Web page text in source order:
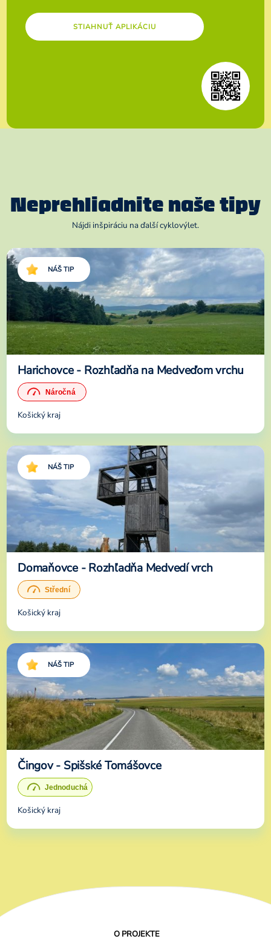
STIAHNUŤ APLIKÁCIU
Neprehliadnite naše tipy
Nájdi inšpiráciu na ďalší cyklovýlet.
NÁŠ TIP
Harichovce - Rozhľadňa na Medveďom vrchu
Košický kraj
NÁŠ TIP
Domaňovce - Rozhľadňa Medvedí vrch
Košický kraj
NÁŠ TIP
Čingov - Spišské Tomášovce
Košický kraj
O PROJEKTE